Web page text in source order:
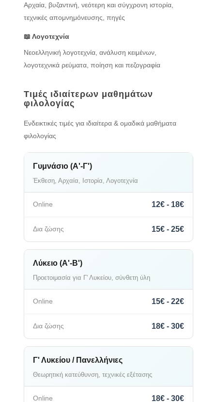
Αρχαία, βυζαντινή, νεότερη και σύγχρονη ιστορία,
τεχνικές απομνημόνευσης, πηγές
📖 Λογοτεχνία
Νεοελληνική λογοτεχνία, ανάλυση κειμένων,
λογοτεχνικά ρεύματα, ποίηση και πεζογραφία
Τιμές ιδιαίτερων μαθημάτων
φιλολογίας
Ενδεικτικές τιμές για ιδιαίτερα & ομαδικά μαθήματα
φιλολογίας
Γυμνάσιο (Α'-Γ')
Έκθεση, Αρχαία, Ιστορία, Λογοτεχνία
12€ - 18€
15€ - 25€
Λύκειο (Α'-Β')
Προετοιμασία για Γ' Λυκείου, σύνθετη ύλη
15€ - 22€
18€ - 30€
Γ' Λυκείου / Πανελλήνιες
Θεωρητική κατεύθυνση, τεχνικές εξέτασης
18€ - 30€